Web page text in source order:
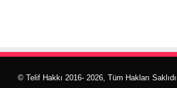
© Telif Hakkı 2016- 2026, Tüm Hakları